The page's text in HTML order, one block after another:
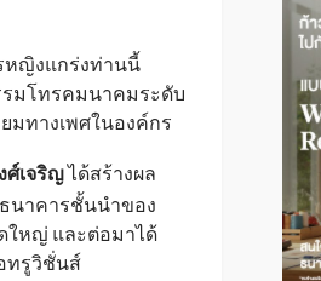
หญิงแกร่งท่านนี้
มโทรคมนาคมระดับ
มทางเพศในองค์กร
ศ์เจริญได้สร้างผล
นาคารชั้นนำของ
ใหญ่ และต่อมาได้
ทรูวิชั่นส์